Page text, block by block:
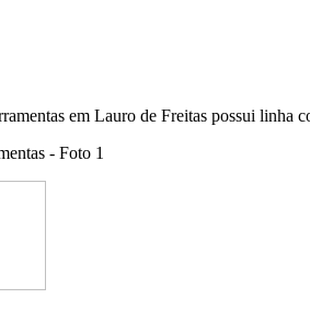
em Lauro de Freitas possui linha